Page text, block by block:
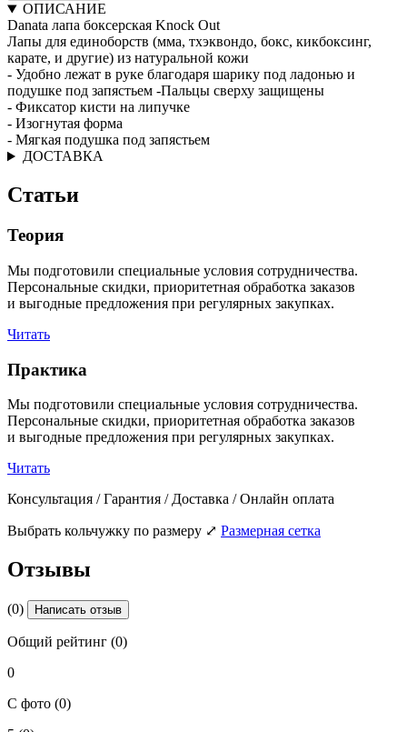
ОПИСАНИЕ
Danata лапа боксерская Knock Out
Лапы для единоборств (мма, тхэквондо, бокс, кикбоксинг,
карате, и другие) из натуральной кожи
- Удобно лежат в руке благодаря шарику под ладонью и
подушке под запястьем -Пальцы сверху защищены
- Фиксатор кисти на липучке
- Изогнутая форма
- Мягкая подушка под запястьем
ДОСТАВКА
Статьи
Теория
Мы подготовили специальные условия сотрудничества.
Персональные скидки, приоритетная обработка заказов
и выгодные предложения при регулярных закупках.
Читать
Практика
Мы подготовили специальные условия сотрудничества.
Персональные скидки, приоритетная обработка заказов
и выгодные предложения при регулярных закупках.
Читать
Консультация / Гарантия / Доставка / Онлайн оплата
Выбрать кольчужку по размеру ⤢ Размерная сетка
Отзывы
(0) Написать отзыв
Общий рейтинг (0)
0
С фото (0)